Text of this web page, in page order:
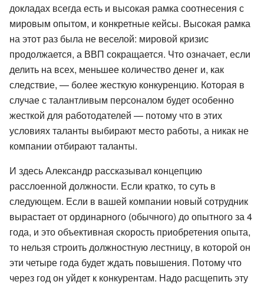
докладах всегда есть и высокая рамка соотнесения с
мировым опытом, и конкретные кейсы. Высокая рамка
на этот раз была не веселой: мировой кризис
продолжается, а ВВП сокращается. Что означает, если
делить на всех, меньшее количество денег и, как
следствие, — более жесткую конкуренцию. Которая в
случае с талантливым персоналом будет особенно
жесткой для работодателей — потому что в этих
условиях таланты выбирают место работы, а никак не
компании отбирают таланты.
И здесь Александр рассказывал концепцию
расслоенной должности. Если кратко, то суть в
следующем. Если в вашей компании новый сотрудник
вырастает от ординарного (обычного) до опытного за 4
года, и это объективная скорость приобретения опыта,
то нельзя строить должностную лестницу, в которой он
эти четыре года будет ждать повышения. Потому что
через год он уйдет к конкурентам. Надо расщепить эту